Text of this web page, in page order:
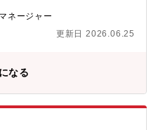
として携わることができま
る実感を得られるポジション
バルな開発現場を日常的に経
ーバ開発における「技術＋プ
体の方針策定や最終判断はリ
、プロジェクトが滞りなく進
補佐（各チームからの情報収
対応状況のフォロー）・プロ
モ作成、アクション管理、関
し・評価活用を実現するため
・拡販装置管理チームとの各
ネージャー
更新日 2026.06.25
なる